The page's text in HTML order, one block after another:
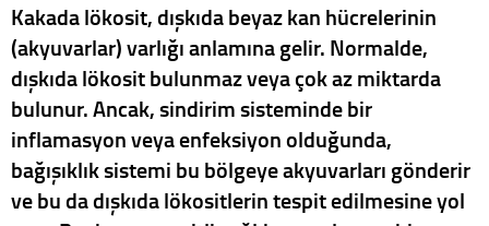
Kakada lökosit, dışkıda beyaz kan hücrelerinin
(akyuvarlar) varlığı anlamına gelir. Normalde,
dışkıda lökosit bulunmaz veya çok az miktarda
bulunur. Ancak, sindirim sisteminde bir
inflamasyon veya enfeksiyon olduğunda,
bağışıklık sistemi bu bölgeye akyuvarları gönderir
ve bu da dışkıda lökositlerin tespit edilmesine yol